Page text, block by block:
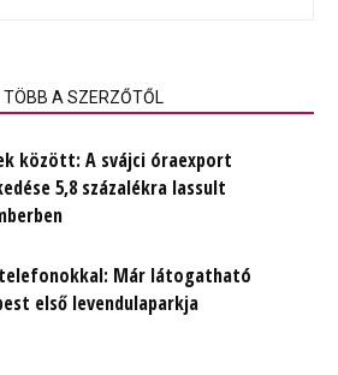
TÖBB A SZERZŐTŐL
között: A svájci óraexport
5,8 százalékra lassult
telefonokkal: Már látogatható
első levendulaparkja